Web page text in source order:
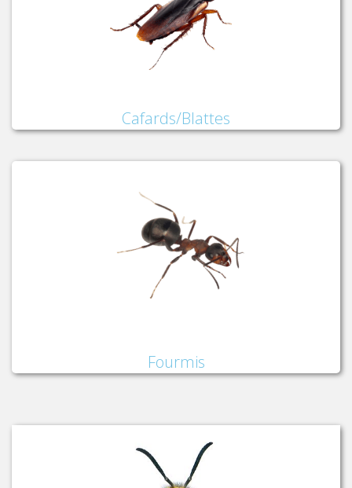
Cafards/Blattes
Fourmis